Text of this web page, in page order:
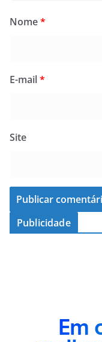
Nome*
E-mail*
Site
Publicidade